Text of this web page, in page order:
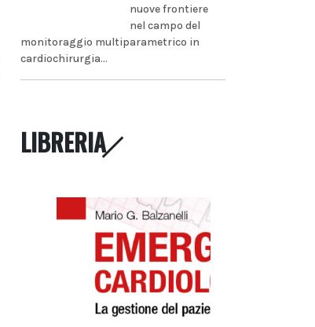
nuove frontiere
nel campo del
monitoraggio multiparametrico in
cardiochirurgia...
LIBRERIA